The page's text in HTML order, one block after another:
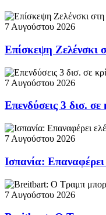
7 Αυγούστου 2026
Επίσκεψη Ζελένσκι
7 Αυγούστου 2026
Επενδύσεις 3 δισ.
7 Αυγούστου 2026
Ισπανία:
7 Αυγούστου 2026